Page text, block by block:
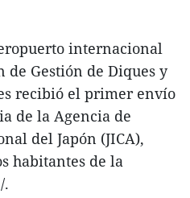
internacional
de Gestión de Diques y
recibió el primer envío
de la Agencia de
del Japón (JICA),
habitantes de la
.